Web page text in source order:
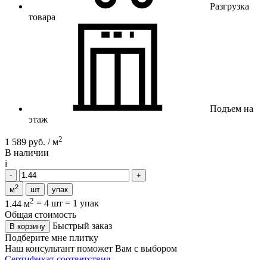
Разгрузка
товара
Подъем на
этаж
1 589 руб. / м2
В наличии
i
м2 шт упак
1.44 м2 = 4 шт = 1 упак
Общая стоимость
В корзину
Быстрый заказ
Подберите мне плитку
Наш консультант поможет Вам с выбором